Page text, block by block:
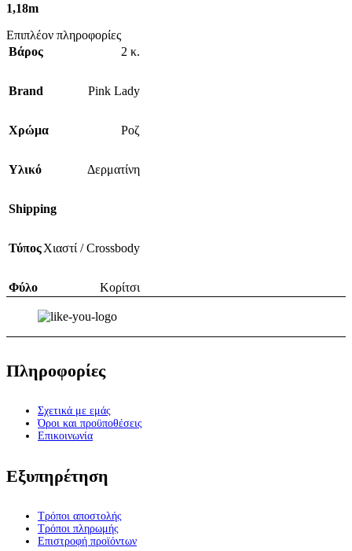
1,18m
Επιπλέον πληροφορίες
Βάρος
2 κ.
Brand Pink Lady
Χρώμα Ροζ
Υλικό Δερματίνη
Shipping
ΤύποςΧιαστί / Crossbody
Φύλο Κορίτσι
Πληροφορίες
Σχετικά με εμάς
Όροι και προϋποθέσεις
Επικοινωνία
Εξυπηρέτηση
Τρόποι αποστολής
Τρόποι πληρωμής
Επιστροφή προϊόντων